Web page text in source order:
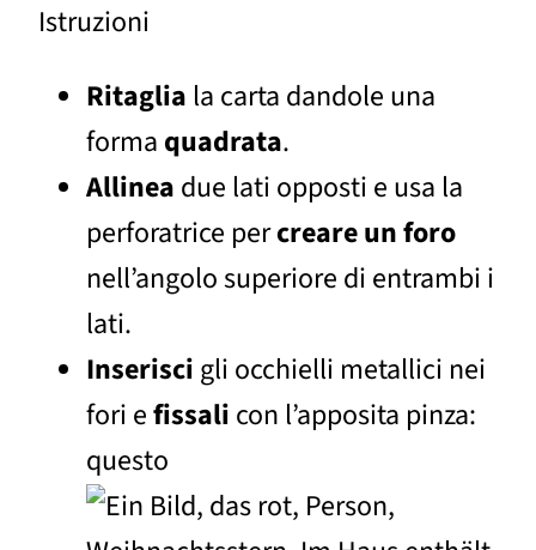
Istruzioni
Ritaglia la carta dandole una
forma quadrata.
Allinea due lati opposti e usa la
perforatrice percreare un foro
nell’angolo superiore di entrambi i
lati.
Inserisci gli occhielli metallici nei
fori efissali con l’apposita pinza:
questo